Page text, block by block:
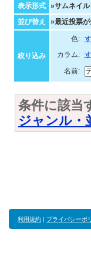
表示形式
»サムネイ
並び替え
»最近投票が
絞り込み
色:
カラム:
名前:
条件に該当
ジャンル・
利用規約 | プライバシーポ